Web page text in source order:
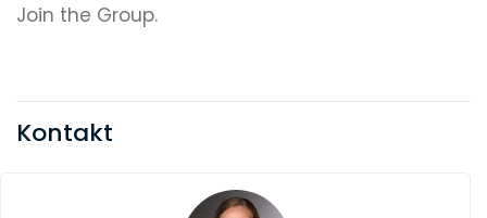
Join the Group.
Kontakt